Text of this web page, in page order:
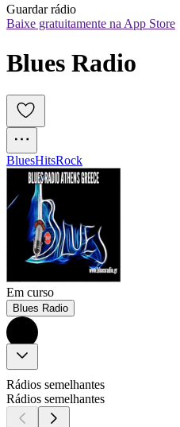
Guardar rádio
Baixe gratuitamente na App Store
Blues Radio
BluesHitsRock
Em curso
Blues Radio
Rádios semelhantes
Rádios semelhantes